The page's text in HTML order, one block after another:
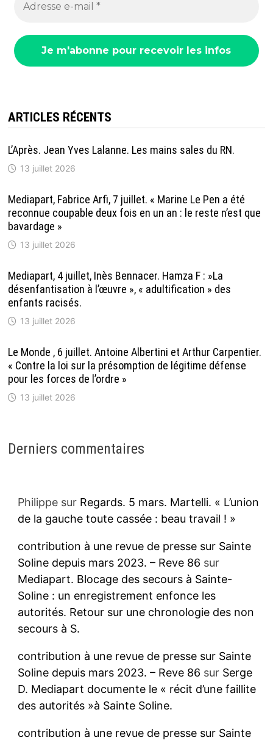
ARTICLES RÉCENTS
L’Après. Jean Yves Lalanne. Les mains sales du RN.
13 juillet 2026
Mediapart, Fabrice Arfi, 7 juillet. « Marine Le Pen a été
reconnue coupable deux fois en un an : le reste n’est que
bavardage »
13 juillet 2026
Mediapart, 4 juillet, Inès Bennacer. Hamza F : »La
désenfantisation à l’œuvre », « adultification » des
enfants racisés.
13 juillet 2026
Le Monde , 6 juillet. Antoine Albertini et Arthur Carpentier.
« Contre la loi sur la présomption de légitime défense
pour les forces de l’ordre »
13 juillet 2026
Derniers commentaires
Philippesur Regards. 5 mars. Martelli. « L’union
de la gauche toute cassée : beau travail ! »
contribution à une revue de presse sur Sainte
Soline depuis mars 2023. – Reve 86 sur
Mediapart. Blocage des secours à Sainte-
Soline : un enregistrement enfonce les
autorités. Retour sur une chronologie des non
secours à S.
contribution à une revue de presse sur Sainte
Soline depuis mars 2023. – Reve 86 sur Serge
D. Mediapart documente le « récit d’une faillite
des autorités »à Sainte Soline.
contribution à une revue de presse sur Sainte